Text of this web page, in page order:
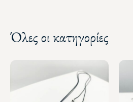
Όλες οι κατηγορίες